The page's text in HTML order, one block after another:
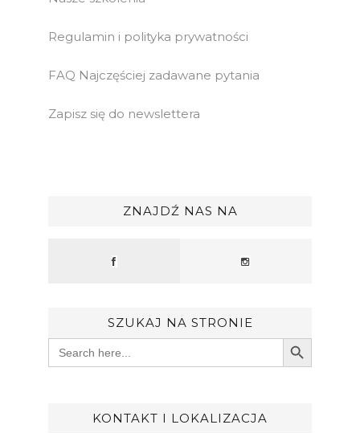
Regulamin i polityka prywatności
FAQ Najczęściej zadawane pytania
Zapisz się do newslettera
ZNAJDŹ NAS NA
SZUKAJ NA STRONIE
Search
for:
Search Button
KONTAKT I LOKALIZACJA